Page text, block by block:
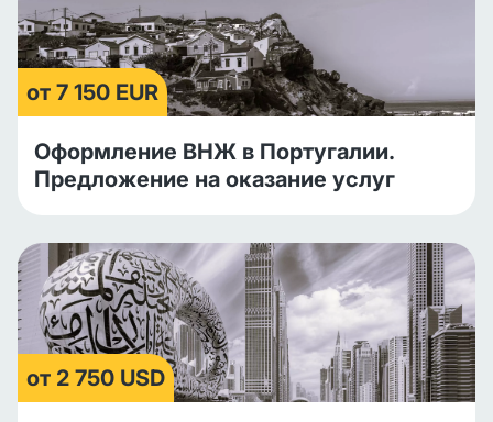
от 7 150 EUR
Оформление ВНЖ в Португалии.
Предложение на оказание услуг
от 2 750 USD